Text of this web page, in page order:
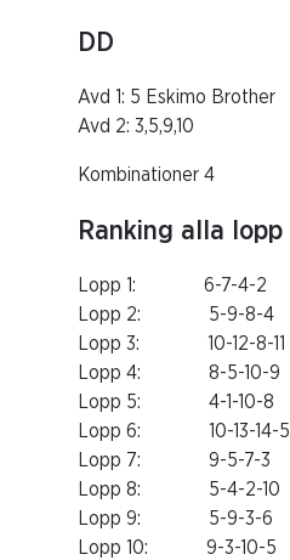
DD
Avd 1: 5 Eskimo Brother
Avd 2: 3,5,9,10
Kombinationer 4
Ranking alla lopp
Lopp 1: 6-7-4-2
Lopp 2: 5-9-8-4
Lopp 3: 10-12-8-11
Lopp 4: 8-5-10-9
Lopp 5: 4-1-10-8
Lopp 6: 10-13-14-5
Lopp 7: 9-5-7-3
Lopp 8: 5-4-2-10
Lopp 9: 5-9-3-6
Lopp 10: 9-3-10-5